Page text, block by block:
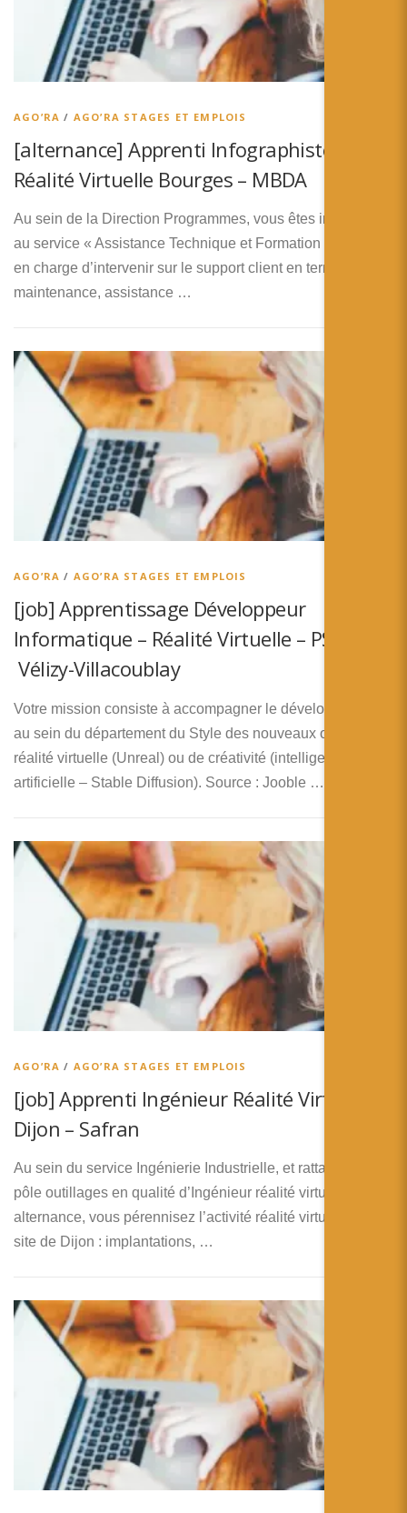
AGO’RA / AGO’RA STAGES ET EMPLOIS
[alternance] Apprenti Infographiste
Réalité Virtuelle Bourges – MBDA
Au sein de la Direction Programmes, vous êtes intégré(e)
au service « Assistance Technique et Formation Client »
en charge d’intervenir sur le support client en termes de
maintenance, assistance …
AGO’RA / AGO’RA STAGES ET EMPLOIS
[job] Apprentissage Développeur
Informatique – Réalité Virtuelle – PSA –
Vélizy-Villacoublay
Votre mission consiste à accompagner le développement
au sein du département du Style des nouveaux outils de
réalité virtuelle (Unreal) ou de créativité (intelligence
artificielle – Stable Diffusion). Source : Jooble …
AGO’RA / AGO’RA STAGES ET EMPLOIS
[job] Apprenti Ingénieur Réalité Virtuelle –
Dijon – Safran
Au sein du service Ingénierie Industrielle, et rattaché(e) au
pôle outillages en qualité d’Ingénieur réalité virtuelle en
alternance, vous pérennisez l’activité réalité virtuelle sur le
site de Dijon : implantations, …